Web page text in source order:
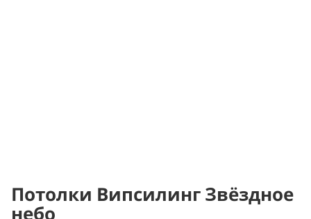
Потолки Випсилинг Звёздное
небо